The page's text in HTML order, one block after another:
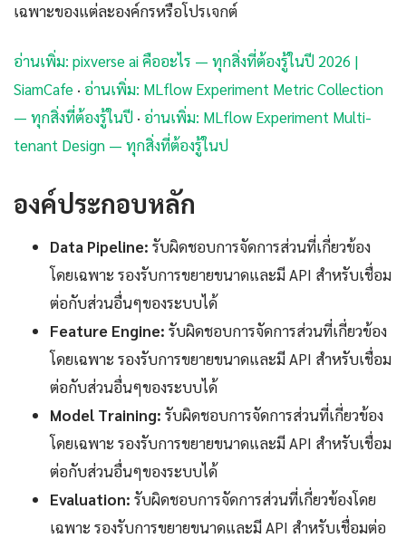
เฉพาะของแต่ละองค์กรหรือโปรเจกต์
อ่านเพิ่ม: pixverse ai คืออะไร — ทุกสิ่งที่ต้องรู้ในปี 2026 |
SiamCafe · อ่านเพิ่ม: MLflow Experiment Metric Collection
— ทุกสิ่งที่ต้องรู้ในปี · อ่านเพิ่ม: MLflow Experiment Multi-
tenant Design — ทุกสิ่งที่ต้องรู้ในป
องค์ประกอบหลัก
Data Pipeline: รับผิดชอบการจัดการส่วนที่เกี่ยวข้อง
โดยเฉพาะ รองรับการขยายขนาดและมี API สำหรับเชื่อม
ต่อกับส่วนอื่นๆของระบบได้
Feature Engine: รับผิดชอบการจัดการส่วนที่เกี่ยวข้อง
โดยเฉพาะ รองรับการขยายขนาดและมี API สำหรับเชื่อม
ต่อกับส่วนอื่นๆของระบบได้
Model Training: รับผิดชอบการจัดการส่วนที่เกี่ยวข้อง
โดยเฉพาะ รองรับการขยายขนาดและมี API สำหรับเชื่อม
ต่อกับส่วนอื่นๆของระบบได้
Evaluation: รับผิดชอบการจัดการส่วนที่เกี่ยวข้องโดย
เฉพาะ รองรับการขยายขนาดและมี API สำหรับเชื่อมต่อ